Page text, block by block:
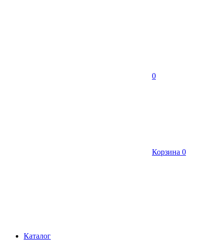
0
Корзина 0
Каталог